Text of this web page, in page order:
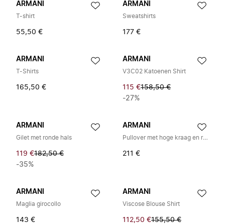
ARMANI
T-shirt
55,50 €
ARMANI
Sweatshirts
177 €
ARMANI
T-Shirts
165,50 €
ARMANI
V3C02 Katoenen Shirt
115 €158,50 €
-27%
ARMANI
Gilet met ronde hals
119 €182,50 €
-35%
ARMANI
Pullover met hoge kraag en rits
211 €
ARMANI
Maglia girocollo
143 €
ARMANI
Viscose Blouse Shirt
112,50 €155,50 €